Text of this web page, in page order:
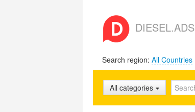
DIESEL.ADS
Search region: All Countries
All categories